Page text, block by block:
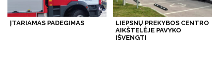
ĮTARIAMAS PADEGIMAS
LIEPSNŲ PREKYBOS CENTRO
AIKŠTELĖJE PAVYKO
IŠVENGTI